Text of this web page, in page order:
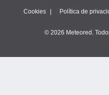
Cookies Política de
© 2026 Meteored.